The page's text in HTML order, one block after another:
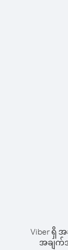
Viber ရှိ
အချက်